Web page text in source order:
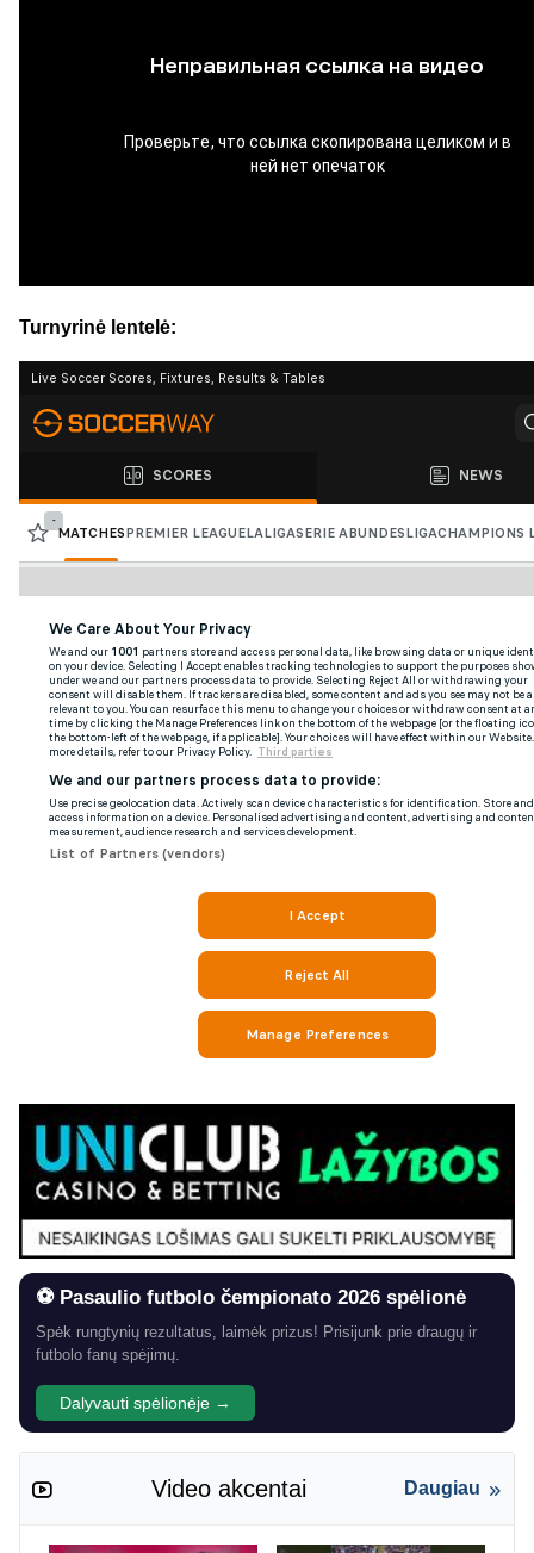
Turnyrinė lentelė:
⚽ Pasaulio futbolo čempionato 2026 spėlionė
Spėk rungtynių rezultatus, laimėk prizus! Prisijunk prie draugų ir
futbolo fanų spėjimų.
Dalyvauti spėlionėje →
Video akcentai Daugiau